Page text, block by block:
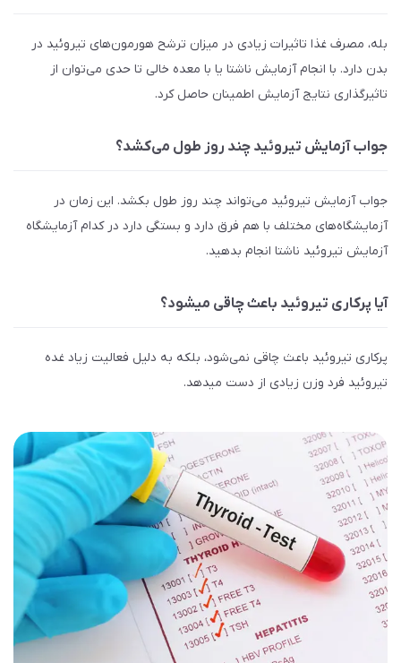
بله، مصرف غذا تاثیرات زیادی در میزان ترشح هورمون‌های تیروئید در
بدن دارد. با انجام آزمایش ناشتا یا با معده خالی تا حدی می‌توان از
تاثیرگذاری نتایج آزمایش اطمینان حاصل کرد.
جواب آزمایش تیروئید چند روز طول می‌کشد؟
جواب آزمایش تیروئید می‌تواند چند روز طول بکشد. این زمان در
آزمایشگاه‌های مختلف با هم فرق دارد و بستگی دارد در کدام آزمایشگاه
آزمایش تیروئید ناشتا انجام بدهید.
آیا پرکاری تیروئید باعث چاقی میشود؟
پرکاری تیروئید باعث چاقی نمی‌شود، بلکه به دلیل فعالیت زیاد غده
تیروئید فرد وزن زیادی از دست میدهد.